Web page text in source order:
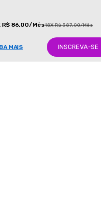
R$ 86,00/Mês18X R$ 387,00/Mês
MAIS INSCREVA-SE